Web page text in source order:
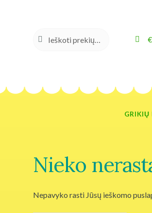
Ieškoti:
IEŠKOTI
€
Nieko
Nepavyko rasti Jūsų ieškomo